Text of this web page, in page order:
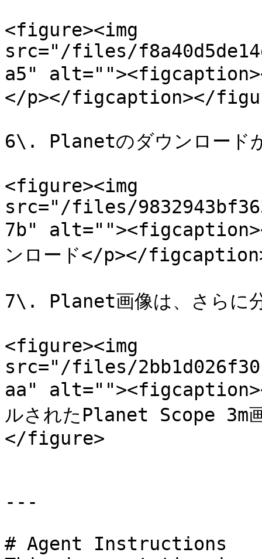
<figure><img
src="/files/
a5"
</p></figcaption></
6\. Planetのダウンロード
<figure><img
src="/files/
7b"
ンロード</p></
7\. Planet画像は、さらに
<figure><img
src="/files/
aa"
ルされたPlanet Scope
</figure>
---
# Agent Instructions